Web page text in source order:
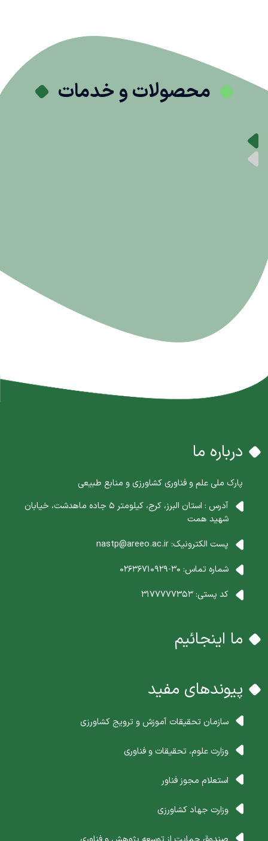
محصولات و خدمات
درباره ما
پارک ملی علم و فناوری کشاورزی و منابع طبیعی
آدرس : استان البرز، کرج، کیلومتر 5 جاده ماهدشت، خیابان
شهید همت
پست الکترونیک:nastp@areeo.ac.ir
شماره تماس: 30-02636710929
کد پستی:3177777353
ما اینجائیم
پیوندهای مفید
سازمان تحقیقات آموزش و ترویج کشاورزی
وزارت علوم، تحقیقات و فناوری
استعلام مجوز فناور
وزارت جهاد کشاورزی